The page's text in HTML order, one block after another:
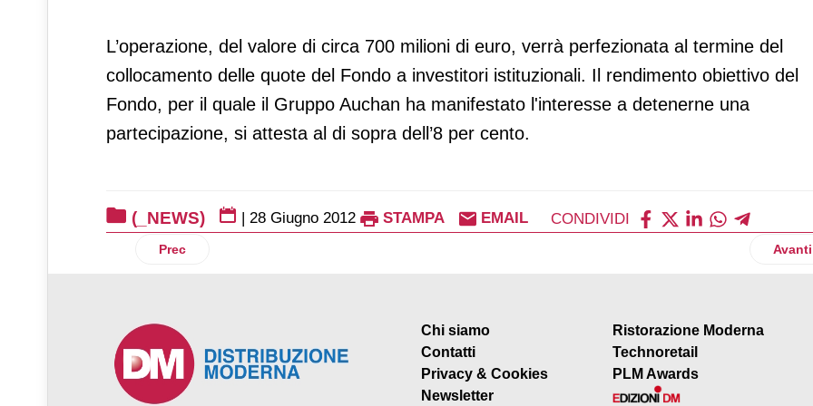
L’operazione, del valore di circa 700 milioni di euro, verrà perfezionata al termine del
collocamento delle quote del Fondo a investitori istituzionali. Il rendimento obiettivo del
Fondo, per il quale il Gruppo Auchan ha manifestato l'interesse a detenerne una
partecipazione, si attesta al di sopra dell’8 per cento.
(_NEWS) | 28 Giugno 2012 STAMPA EMAIL CONDIVIDI
Articolo precedente: I pomodori sono gli ortaggi più graditi nelle mense scolastiche
Prec Avanti
Chi siamo
Contatti
Privacy & Cookies
Newsletter
Ristorazione Moderna
Technoretail
PLM Awards